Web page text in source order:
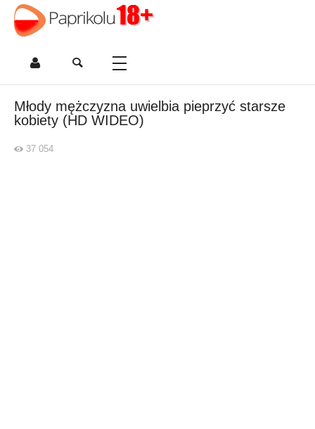
Młody mężczyzna uwielbia pieprzyć starsze
kobiety (HD WIDEO)
37 054